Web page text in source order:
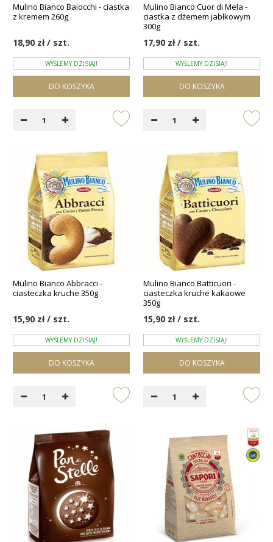
Mulino Bianco Baiocchi - ciastka
z kremem 260g
18,90 zł / szt.
WYŚLEMY DZISIAJ!
DO KOSZYKA
Mulino Bianco Cuor di Mela -
ciastka z dżemem jabłkowym
300g
17,90 zł / szt.
WYŚLEMY DZISIAJ!
DO KOSZYKA
Mulino Bianco Abbracci -
ciasteczka kruche 350g
15,90 zł / szt.
WYŚLEMY DZISIAJ!
DO KOSZYKA
Mulino Bianco Batticuori -
ciasteczka kruche kakaowe
350g
15,90 zł / szt.
WYŚLEMY DZISIAJ!
DO KOSZYKA